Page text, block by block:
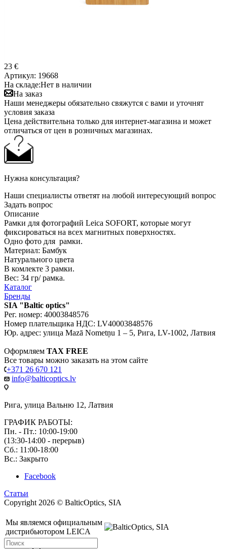
23 €
Артикул: 19668
На складе:Нет в наличии
На заказ
Наши менеджеры обязательно свяжутся с вами и уточнят
условия заказа
Цена действительна только для интернет-магазина и может
отличаться от цен в розничных магазинах.
Нужна консультация?
Наши специалисты ответят на любой интересующий вопрос
Задать вопрос
Описание
Рамки для фотографий Leica SOFORT, которые могут
фиксироваться на всех магнитных поверхностях.
Одно фото для рамки.
Материал: Бамбук
Натурального цвета
В комлекте 3 рамки.
Вес: 34 гр/ рамка.
Каталог
Бренды
SIA "Baltic optics"
Рег. номер: 40003848576
Номер плательщика НДС: LV40003848576
Юр. адрес: улица Mazā Nometņu 1 – 5, Рига, LV-1002, Латвия
Оформляем TAX FREE
Все товары можно заказать на этом сайте
+371 26 670 121
info@balticoptics.lv
Рига, улица Вальню 12, Латвия
ГРАФИК РАБОТЫ:
Пн. - Пт.: 10:00-19:00
(13:30-14:00 - перерыв)
Сб.: 11:00-18:00
Вс.: Закрыто
Facebook
Статьи
Copyright 2026 © BalticOptics, SIA
Мы являемся официальным
дистрибьютором LEICA